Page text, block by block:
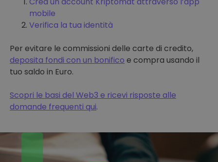
mobile
Verifica la tua identità
Per evitare le commissioni delle carte di credito,
deposita fondi con un bonifico e compra usando il
tuo saldo in Euro.
Scopri le basi del Web3 e ricevi risposte alle
domande frequenti qui.